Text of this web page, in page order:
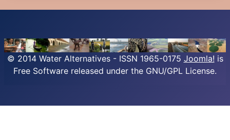
© 2014 Water Alternatives - ISSN 1965-0175 Joomla! is
Free Software released under the GNU/GPL License.